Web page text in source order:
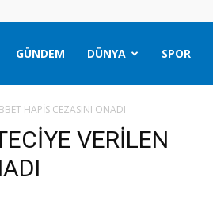
GÜNDEM DÜNYA SPOR
HAPİS CEZASINI ONADI
VERİLEN